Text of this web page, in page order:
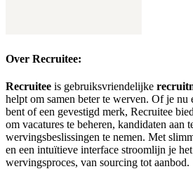
Over Recruitee:
Recruitee is gebruiksvriendelijke
helpt om samen beter te werven. Of je nu
bent of een gevestigd merk, Recruitee
om vacatures te beheren, kandidaten aan
wervingsbeslissingen te nemen. Met
en een intuïtieve interface stroomlijn je
wervingsproces, van sourcing tot aanbod.